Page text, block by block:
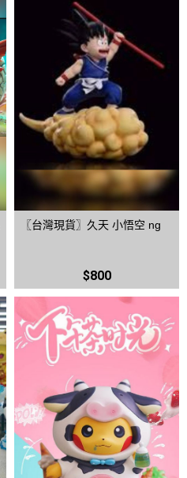
〖台灣現貨〗久天 小悟空 ng
$800